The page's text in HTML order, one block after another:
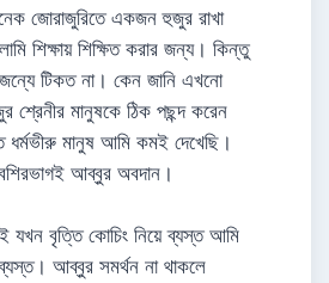
জোরাজুরিতে একজন হুজুর রাখা
শিক্ষায় শিক্ষিত করার জন্য। কিন্তু
টিকত না। কেন জানি এখনো
শ্রেনীর মানুষকে ঠিক পছন্দ করেন
মানুষ আমি কমই দেখেছি।
আব্বুর অবদান।
যখন বৃত্তি কোচিং নিয়ে ব্যস্ত আমি
আব্বুর সমর্থন না থাকলে